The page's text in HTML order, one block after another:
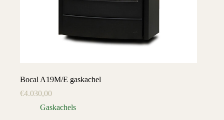
Bocal A19M/E gaskachel
€4.030,00
Gaskachels